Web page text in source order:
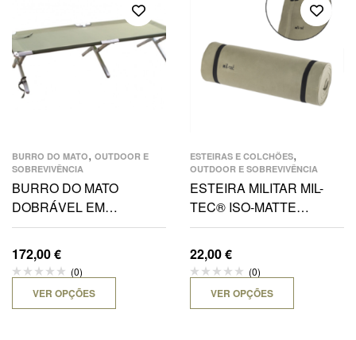
BURRO DO MATO, OUTDOOR E
SOBREVIVÊNCIA
BURRO DO MATO
DOBRÁVEL EM
ALUMINIO REFORÇADO
MILITAR MIL-TEC®
172,00€
(0)
VER OPÇÕES
ESTEIRAS E COLCHÕES,
OUTDOOR E SOBREVIVÊNCIA
ESTEIRA MILITAR MIL-
TEC® ISO-MATTE
200X50X1 CM
22,00€
(0)
VER OPÇÕES